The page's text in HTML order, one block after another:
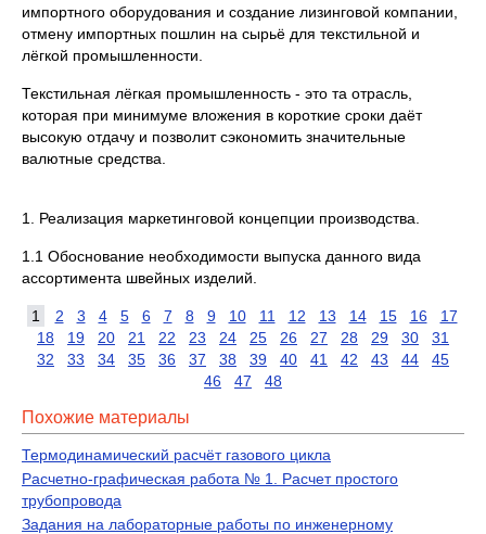
импортного оборудования и создание лизинговой компании,
отмену импортных пошлин на сырьё для текстильной и
лёгкой промышленности.
Текстильная лёгкая промышленность - это та отрасль,
которая при минимуме вложения в короткие сроки даёт
высокую отдачу и позволит сэкономить значительные
валютные средства.
1. Реализация маркетинговой концепции производства.
1.1 Обоснование необходимости выпуска данного вида
ассортимента швейных изделий.
1 2 3 4 5 6 7 8 9 10 11 12 13 14 15 16
17
18
19 20 21 22 23 24 25 26 27 28 29 30
31
32
33 34 35 36 37 38 39 40 41 42 43 44
45
46
47 48
Похожие материалы
Термодинамический расчёт газового цикла
Расчетно-графическая работа № 1. Расчет простого
трубопровода
Задания на лабораторные работы по инженерному